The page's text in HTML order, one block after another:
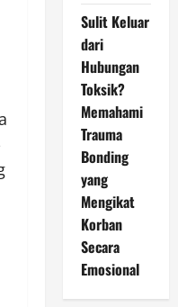
Sulit Keluar
dari
Hubungan
Toksik?
Memahami
Trauma
Bonding
yang
Mengikat
Korban
Secara
Emosional